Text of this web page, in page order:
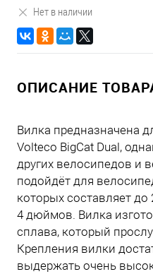
Нет в наличии
ОПИСАНИЕ
Вилка предназначена
Volteco BigCat Dual,
других велосипедов и
подойдёт для
которых составляет
4 дюймов. Вилка
сплава, который
Крепления вилки
выдержать очень